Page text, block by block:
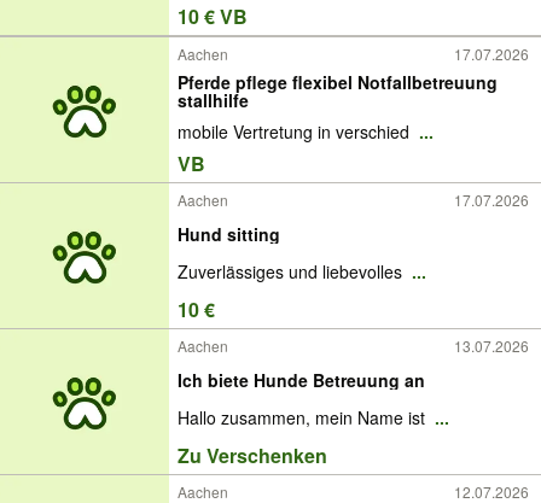
10 € VB
Aachen 17.07.2026
Pferde pflege flexibel Notfallbetreuung
stallhilfe
mobile Vertretung in verschied ...
VB
Aachen 17.07.2026
Hund sitting
Zuverlässiges und liebevolles ...
10 €
Aachen 13.07.2026
Ich biete Hunde Betreuung an
Hallo zusammen, mein Name ist ...
Zu Verschenken
Aachen 12.07.2026